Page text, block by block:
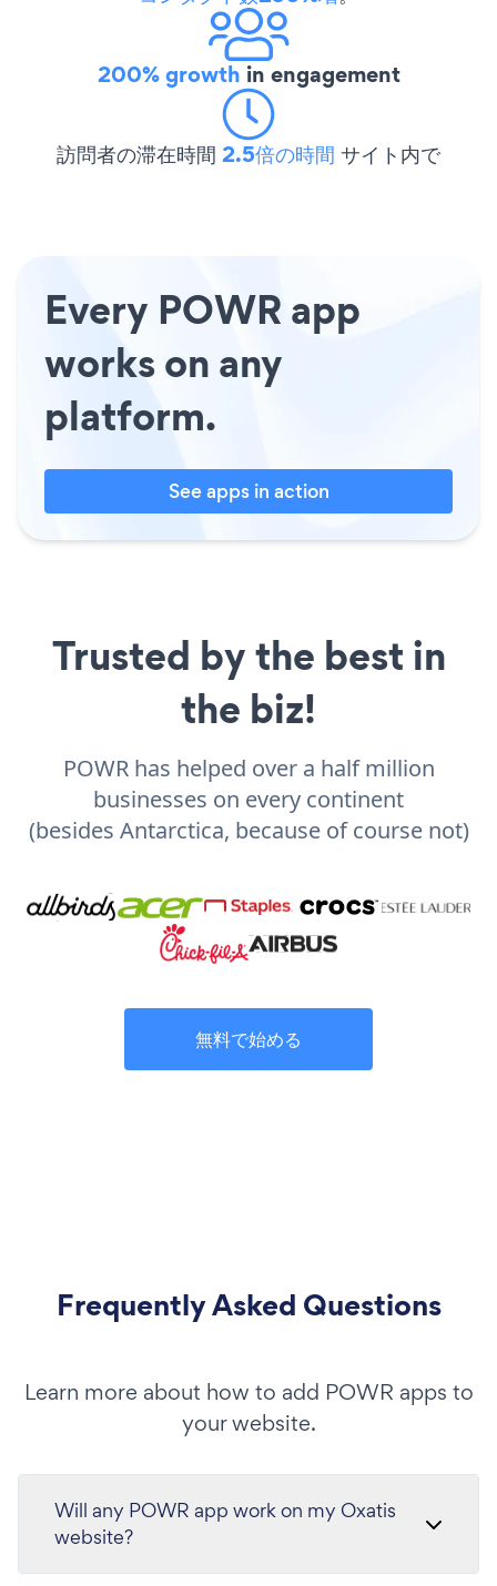
200% growth in engagement
訪問者の滞在時間 2.5倍の時間 サイト内で
Every POWR app
works on any
platform.
See apps in action
Trusted by the best in
the biz!
POWR has helped over a half million
businesses on every continent
(besides Antarctica, because of course not)
無料で始める
Frequently Asked Questions
Learn more about how to add POWR apps to
your website.
Will any POWR app work on my Oxatis
website?